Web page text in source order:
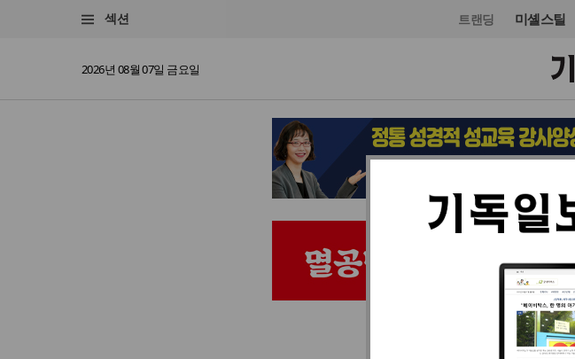
섹션 트랜딩 미셸스틸
2026년 08월 07일 금요일